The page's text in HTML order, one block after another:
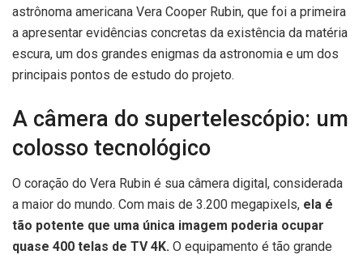
astrônoma americana Vera Cooper Rubin, que foi a primeira
a apresentar evidências concretas da existência da matéria
escura, um dos grandes enigmas da astronomia e um dos
principais pontos de estudo do projeto.
A câmera do supertelescópio: um
colosso tecnológico
O coração do Vera Rubin é sua câmera digital, considerada
a maior do mundo. Com mais de 3.200 megapixels, ela é
tão potente que uma única imagem poderia ocupar
quase 400 telas de TV 4K. O equipamento é tão grande